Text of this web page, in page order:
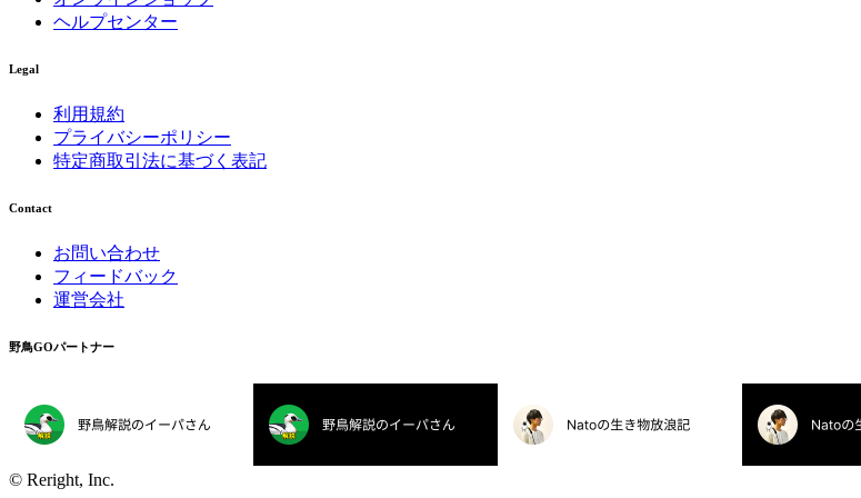
ヘルプセンター
Legal
利用規約
プライバシーポリシー
特定商取引法に基づく表記
Contact
お問い合わせ
フィードバック
運営会社
野鳥GOパートナー
©︎ Reright, Inc.